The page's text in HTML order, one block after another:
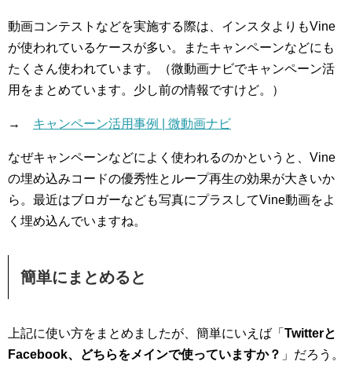
動画コンテストなどを実施する際は、インスタよりもVine
が使われているケースが多い。またキャンペーンなどにも
たくさん使われています。（微動画ナビでキャンペーン活
用をまとめています。少し前の情報ですけど。）
→ キャンペーン活用事例 | 微動画ナビ
なぜキャンペーンなどによく使われるのかというと、Vine
の埋め込みコードの優秀性とループ再生の効果が大きいか
ら。最近はブロガーなども写真にプラスしてVine動画をよ
く埋め込んでいますね。
簡単にまとめると
上記に使い方をまとめましたが、簡単にいえば「 Twitterと
Facebook、どちらをメインで使っていますか？ 」だろう。